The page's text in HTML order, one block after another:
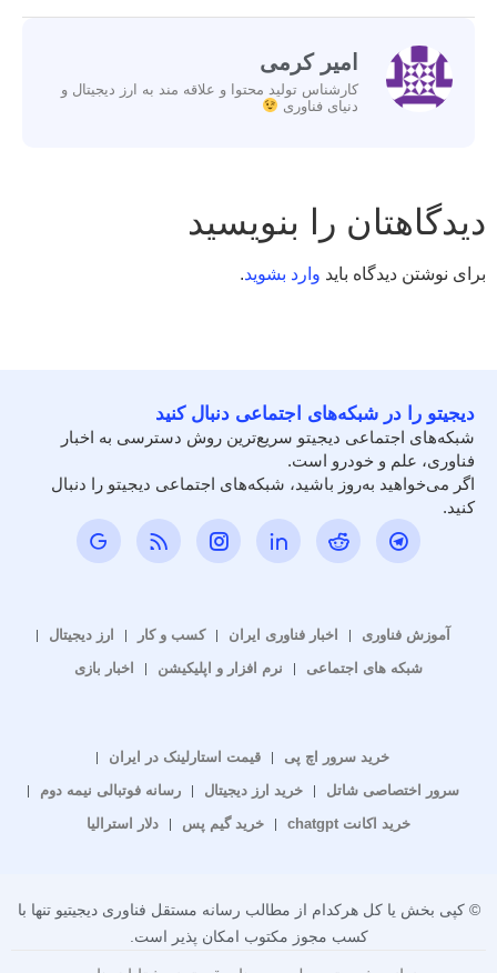
امیر کرمی
کارشناس تولید محتوا و علاقه مند به ارز دیجیتال و
دنیای فناوری
دیدگاهتان را بنویسید
برای نوشتن دیدگاه باید وارد بشوید.
دیجیتو را در شبکه‌های اجتماعی دنبال کنید
شبکه‌های اجتماعی دیجیتو سریع‌ترین روش دسترسی به اخبار
فناوری، علم و خودرو است.
اگر می‌خواهید به‌روز باشید، شبکه‌های اجتماعی دیجیتو را دنبال
کنید.
آموزش فناوری اخبار فناوری ایران کسب و کار
ارز دیجیتال
شبکه های اجتماعی
نرم افزار و اپلیکیشن اخبار بازی
خرید سرور اچ پی
قیمت استارلینک در ایران
سرور اختصاصی شاتل
خرید ارز دیجیتال
رسانه فوتبالی نیمه دوم
خرید اکانت chatgpt
خرید گیم پس دلار استرالیا
© کپی بخش یا کل هرکدام از مطالب رسانه مستقل فناوری دیجیتیو تنها با
کسب مجوز مکتوب امکان پذیر است.